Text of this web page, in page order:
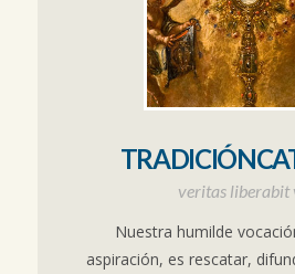
veritas liberabit
Nuestra humilde
aspiración, es rescatar,